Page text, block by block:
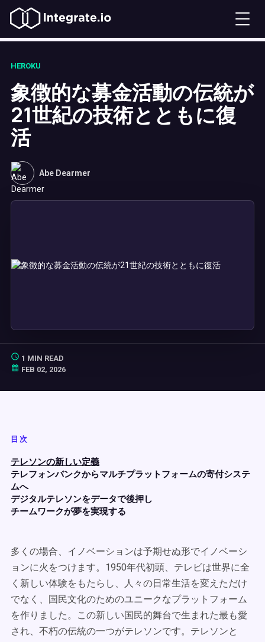
HEROKU
象徴的な募金活動の伝統が
21世紀の技術とともに復
活
Abe Dearmer
1 MIN READ
FEB 02, 2026
目次
テレソンの新しい定義
テレフォンバンクからマルチプラットフォームの寄付システ
ムへ
デジタルテレソンをデータで後押し
チームワークが夢を実現する
多くの場合、イノベーションは予期せぬ形でイノベーシ
ョンに火をつけます。1950年代初頭、テレビは世界に全
く新しい体験をもたらし、人々の日常生活を変えただけ
でなく、国民文化のためのユニークなプラットフォーム
を作りました。この新しい国民的舞台で生まれた最も愛
され、不朽の伝統の一つがテレソンです。テレソンと